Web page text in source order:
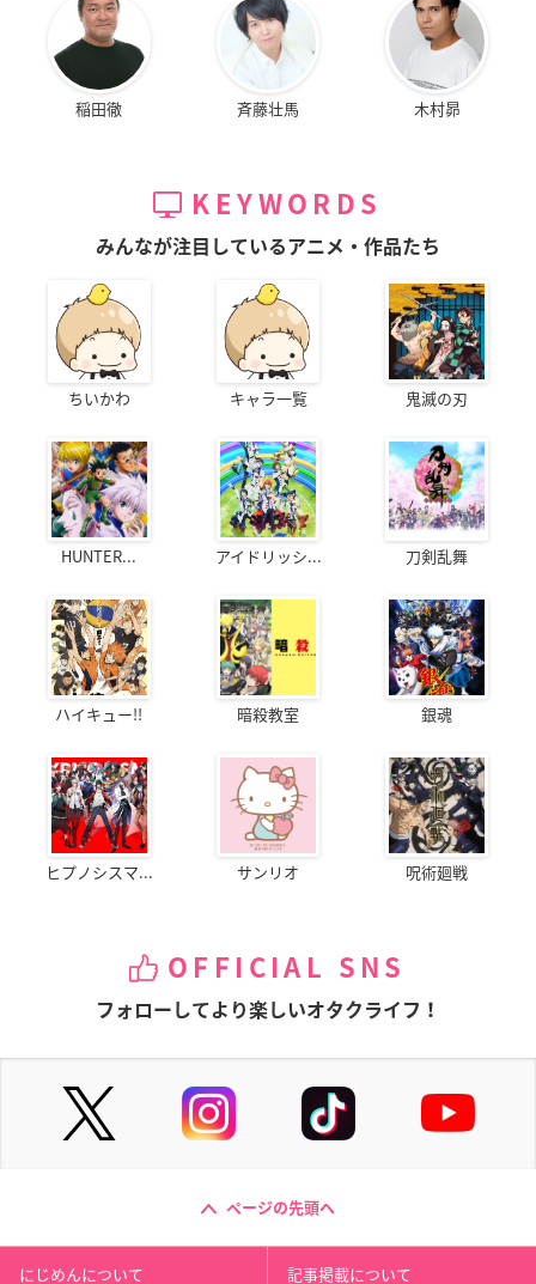
稲田徹 斉藤壮馬 木村昴
KEYWORDS
みんなが注目しているアニメ・作品たち
ちいかわ キャラ一覧 鬼滅の刃
HUNTER... アイドリッシ... 刀剣乱舞
ハイキュー!! 暗殺教室 銀魂
ヒプノシスマ... サンリオ 呪術廻戦
OFFICIAL SNS
フォローしてより楽しいオタクライフ！
ページの先頭へ
にじめんについて 記事掲載について